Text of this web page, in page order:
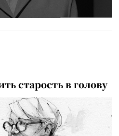
старость в голову